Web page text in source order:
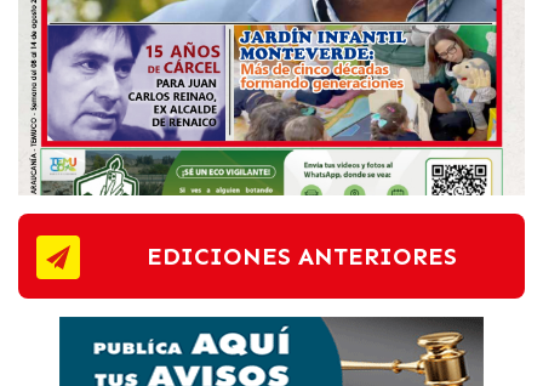
EDICIONES ANTERIORES